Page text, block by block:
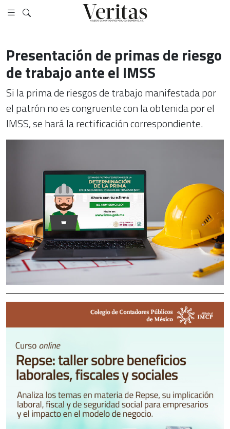
Presentación de primas de riesgo
de trabajo ante el IMSS
Si la prima de riesgos de trabajo manifestada por
el patrón no es congruente con la obtenida por el
IMSS, se hará la rectificación correspondiente.